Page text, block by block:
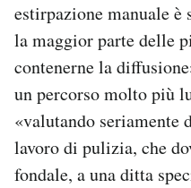
estirpazione manuale è
la maggior parte delle
contenerne la
un percorso molto più
«valutando
lavoro di pulizia, che
fondale, a una ditta